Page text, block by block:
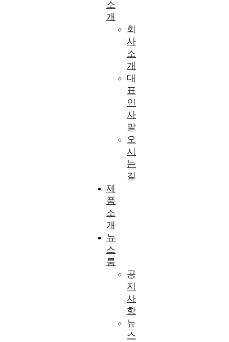
소
개
회
사
소
개
대
표
인
사
말
오
시
는
길
제
품
소
개
뉴
스
룸
공
지
사
항
뉴
스